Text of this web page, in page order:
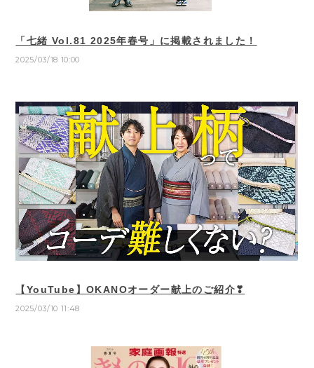
「七緒 Vol.81 2025年春号」に掲載されました！
2025/03/18 10:00
【YouTube】OKANOオーダー献上のご紹介❣
2025/03/10 11:48